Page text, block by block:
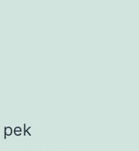
pek